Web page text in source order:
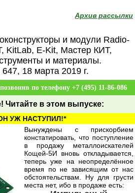
Архив рассылки
и модули Radio-
KitLab, E-Kit, Мастер КИТ,
и материалы.
18 марта 2019 г.
по телефону +7 (495) 11-86-086
! Читайте в этом выпуске:
УЖ НАСТУПИЛ!*
Вынуждены с прискорбием
констатировать, что поступление
в продажу металлоискателей
Кощей-5И вновь откладывается,
теперь уже на неопределённое
время по не зависящим от нас
обстоятельствам. Ну для грусти
места нет, ибо в продаже есть: